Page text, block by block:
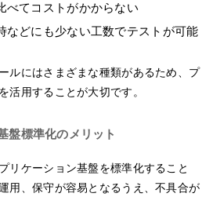
べてコストがかからない
などにも少ない工数でテストが可能
ルにはさまざまな種類があるため、プ
活用することが大切です。
盤標準化のメリット
リケーション基盤を標準化すること
用、保守が容易となるうえ、不具合が